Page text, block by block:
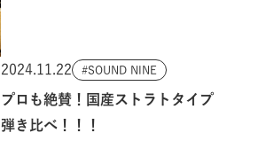
2024.11.22 SOUND NINE
プロも絶賛！国産ストラトタイプ
弾き比べ！！！